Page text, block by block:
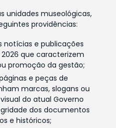
unidades museológicas,
providências:
e publicações
que caracterizem
promoção da gestão;
e peças de
marcas, slogans ou
do atual Governo
dos documentos
e históricos;